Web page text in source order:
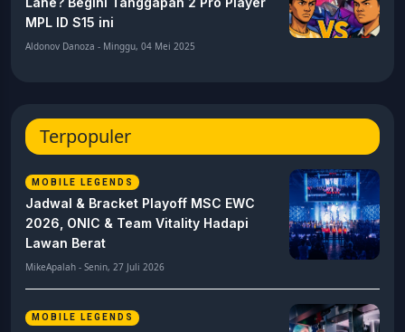
MPL ID S15 ini
Aldonov Danoza - Minggu, 04 Mei 2025
Terpopuler
MOBILE LEGENDS
Jadwal & Bracket Playoff MSC EWC
2026, ONIC & Team Vitality Hadapi
Lawan Berat
MikeApalah - Senin, 27 Juli 2026
MOBILE LEGENDS